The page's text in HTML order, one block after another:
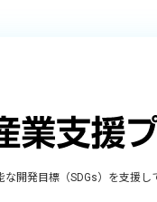
開発目標（SDGs）を支援し